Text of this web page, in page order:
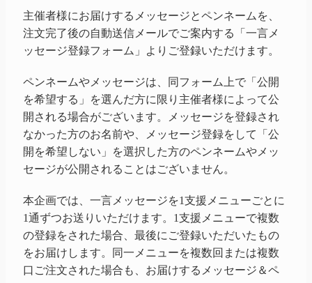
主催者様にお届けするメッセージとペンネームを、
注文完了後の自動送信メールでご案内する「一言メ
ッセージ登録フォーム」よりご登録いただけます。
ペンネームやメッセージは、同フォーム上で「公開
を希望する」を選んだ方に限り主催者様によって公
開される場合がございます。メッセージを登録され
なかった方のお名前や、メッセージ登録をして「公
開を希望しない」を選択した方のペンネームやメッ
セージが公開されることはございません。
本企画では、一言メッセージを1支援メニューごとに
1通ずつお送りいただけます。1支援メニューで複数
の登録をされた場合、最後にご登録いただいたもの
をお届けします。同一メニューを複数回または複数
口ご注文された場合も、お届けするメッセージ＆ペ